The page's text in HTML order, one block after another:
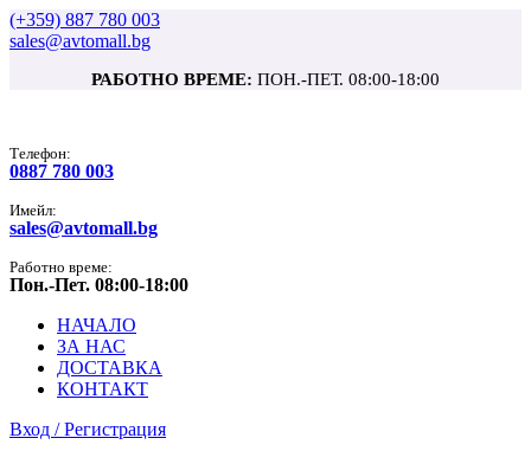
(+359) 887 780 003
sales@avtomall.bg
РАБОТНО ВРЕМЕ: ПОН.-ПЕТ. 08:00-18:00
Tелефон:
0887 780 003
Имейл:
sales@avtomall.bg
Работно време:
Пон.-Пет. 08:00-18:00
НАЧАЛО
ЗА НАС
ДОСТАВКА
КОНТАКТ
Вход / Регистрация